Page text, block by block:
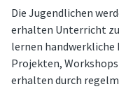
Die Jugendlichen
erhalten Unterricht
lernen
Projekten,
erhalten durch